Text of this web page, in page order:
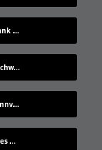
Sonderbare Miniatur-Skulpturen von Frank Kunert
Brad Walls zeigt uns die Schönheit von Schwimmbecken
Smartphone ohne Hülle – Irrsinn oder sinnvoll?
Katzen-Expertin beurteilt Realitätsgrad des Verhaltens in „Stray“